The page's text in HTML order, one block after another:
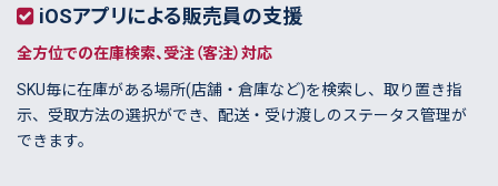
iOSアプリによる販売員の支援
全方位での在庫検索、受注（客注）対応
SKU毎に在庫がある場所(店舗・倉庫など)を検索し、取り置き指
示、受取方法の選択ができ、配送・受け渡しのステータス管理が
できます。